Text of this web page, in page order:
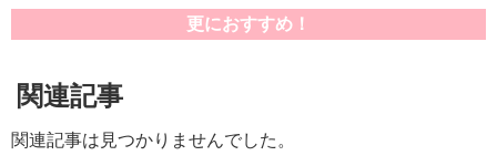
更におすすめ！
関連記事
関連記事は見つかりませんでした。